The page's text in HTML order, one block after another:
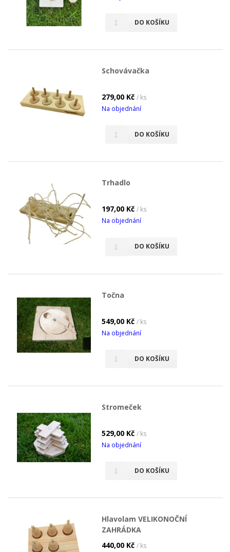
DO KOŠÍKU
Schovávačka
279,00 Kč / ks
Na objednání
DO KOŠÍKU
Trhadlo
197,00 Kč / ks
Na objednání
DO KOŠÍKU
Točna
549,00 Kč / ks
Na objednání
DO KOŠÍKU
Stromeček
529,00 Kč / ks
Na objednání
DO KOŠÍKU
Hlavolam VELIKONOČNÍ
ZAHRÁDKA
440,00 Kč / ks